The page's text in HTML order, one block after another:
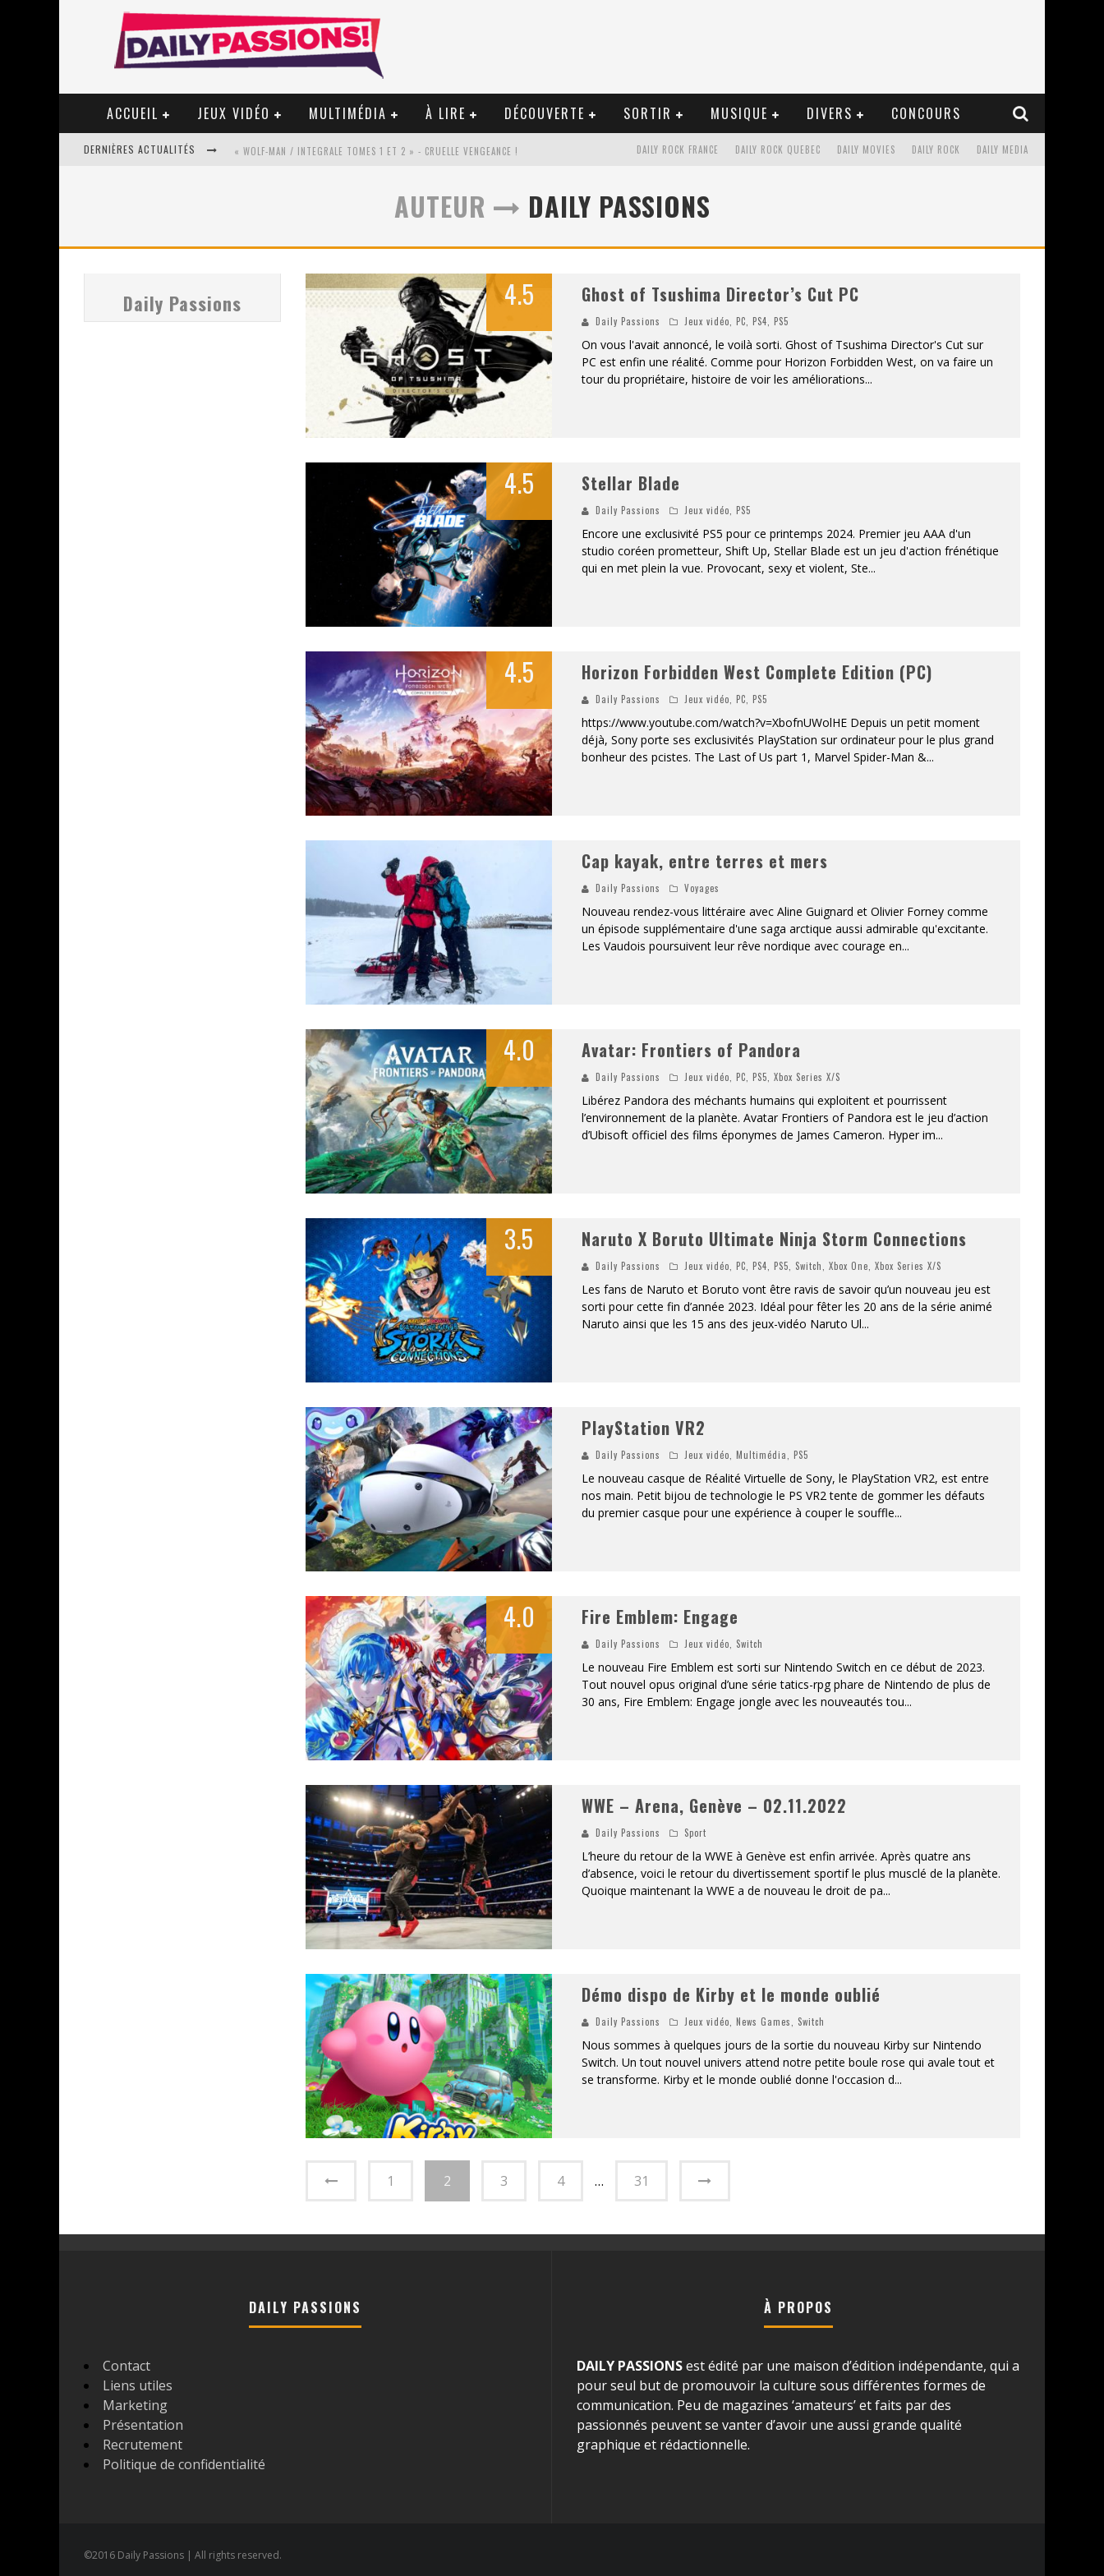
ACCUEIL JEUX VIDÉO MULTIMÉDIA À LIRE DÉCOUVERTE SORTIR MUSIQUE DIVERS CONCOURS
DERNIÈRES ACTUALITÉS « WOLF-MAN / INTEGRALE TOMES 1 ET 2 » - CRUELLE VENGEANCE !
« MON VILLAGE RÉVOLTÉ » - COMBATTRE UN PROJET !
«
LE BÉTON ET LE BAMBOU / PROPOSITIONS POUR MAYOTTE ET LE MONDE. » - AMÉLIORATIONS !
PSYRIVER 2026 : LA MAGIE REVIENT SUR LES RIVES DE L’AAR
« MOFUSAND / PARLER JAPONAIS » – DES EXPRESSIONS PRATIQUES !
ASSASSIN'S CREED BLACK FLAG RESYNCED
« LE VENT DAND LES SAULES » - UNE BELLE HISTOIRE !
« DAMN THEM ALL » - UN DUO DE CHOC !
YOSHI AND THE MYSTERIOUS BOOK
DAILY MEDIA
DAILY ROCK
DAILY MOVIES
DAILY ROCK QUEBEC
DAILY ROCK FRANCE
AUTEUR DAILY PASSIONS
Daily Passions 4.5 Ghost of Tsushima Director’s Cut PC
Daily Passions Jeux vidéo ,PC ,PS4 ,PS5
On vous l'avait annoncé, le voilà sorti. Ghost of Tsushima Director's Cut sur
PC est enfin une réalité. Comme pour Horizon Forbidden West, on va faire un
tour du propriétaire, histoire de voir les améliorations...
4.5 Stellar Blade
Daily Passions Jeux vidéo ,PS5
Encore une exclusivité PS5 pour ce printemps 2024. Premier jeu AAA d'un
studio coréen prometteur, Shift Up, Stellar Blade est un jeu d'action frénétique
qui en met plein la vue. Provocant, sexy et violent, Ste...
4.5 Horizon Forbidden West Complete Edition (PC)
Daily Passions Jeux vidéo ,PC ,PS5
https://www.youtube.com/watch?v=XbofnUWolHE Depuis un petit moment
déjà, Sony porte ses exclusivités PlayStation sur ordinateur pour le plus grand
bonheur des pcistes. The Last of Us part 1, Marvel Spider-Man &...
Cap kayak, entre terres et mers
Daily Passions Voyages
Nouveau rendez-vous littéraire avec Aline Guignard et Olivier Forney comme
un épisode supplémentaire d'une saga arctique aussi admirable qu'excitante.
Les Vaudois poursuivent leur rêve nordique avec courage en...
4.0 Avatar: Frontiers of Pandora
Daily Passions Jeux vidéo ,PC ,PS5 ,Xbox Series X/S
Libérez Pandora des méchants humains qui exploitent et pourrissent
l’environnement de la planète. Avatar Frontiers of Pandora est le jeu d’action
d’Ubisoft officiel des films éponymes de James Cameron. Hyper im...
3.5 Naruto X Boruto Ultimate Ninja Storm Connections
Daily Passions Jeux vidéo ,PC ,PS4 ,PS5 Switch ,Xbox One ,Xbox Series X/S
Les fans de Naruto et Boruto vont être ravis de savoir qu’un nouveau jeu est
sorti pour cette fin d’année 2023. Idéal pour fêter les 20 ans de la série animé
Naruto ainsi que les 15 ans des jeux-vidéo Naruto Ul...
PlayStation VR2
Daily Passions Jeux vidéo ,Multimédia ,PS5
Le nouveau casque de Réalité Virtuelle de Sony, le PlayStation VR2, est entre
nos main. Petit bijou de technologie le PS VR2 tente de gommer les défauts
du premier casque pour une expérience à couper le souffle...
4.0 Fire Emblem: Engage
Daily Passions Jeux vidéo Switch
Le nouveau Fire Emblem est sorti sur Nintendo Switch en ce début de 2023.
Tout nouvel opus original d’une série tatics-rpg phare de Nintendo de plus de
30 ans, Fire Emblem: Engage jongle avec les nouveautés tou...
WWE – Arena, Genève – 02.11.2022
Daily Passions Sport
L’heure du retour de la WWE à Genève est enfin arrivée. Après quatre ans
d’absence, voici le retour du divertissement sportif le plus musclé de la planète.
Quoique maintenant la WWE a de nouveau le droit de pa...
Démo dispo de Kirby et le monde oublié
Daily Passions Jeux vidéo ,News Games Switch
Nous sommes à quelques jours de la sortie du nouveau Kirby sur Nintendo
Switch. Un tout nouvel univers attend notre petite boule rose qui avale tout et
se transforme. Kirby et le monde oublié donne l'occasion d...
1 2 3 4 … 31
DAILY PASSIONS
Contact
Liens utiles
Marketing
Présentation
Recrutement
Politique de confidentialité
À PROPOS
DAILY PASSIONSest édité par une maison d’édition indépendante, qui a
pour seul but de promouvoir la culture sous différentes formes de
communication. Peu de magazines ‘amateurs’ et faits par des
passionnés peuvent se vanter d’avoir une aussi grande qualité
graphique et rédactionnelle.
©2016 Daily Passions | All rights reserved.